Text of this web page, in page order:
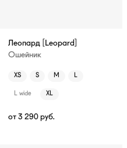
Леопард [Leopard]
Ошейник
XS S M L
L wide XL
от 3 290 руб.